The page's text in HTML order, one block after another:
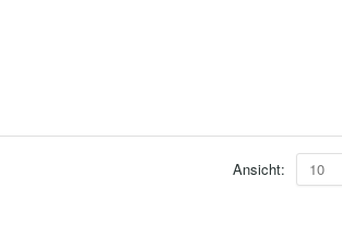
Ansicht: 10